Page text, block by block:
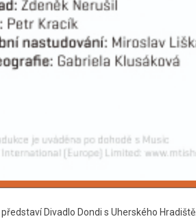
Divadlo Dondi s Uherského Hradiště.